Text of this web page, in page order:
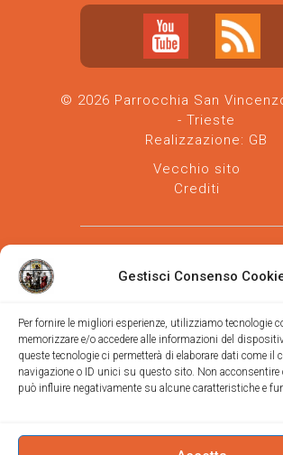
Gestisci Consenso
Per fornire le migliori esperienze, utilizziamo tecnologie
memorizzare e/o accedere alle informazioni del
queste tecnologie ci permetterà di elaborare dati come il
navigazione o ID unici su questo sito. Non
può influire negativamente su alcune caratteristiche e
© 2026 Parrocchia San
- Trieste
Realizzazione: GB
Vecchio sito
Crediti
Parrocchia san Vincenzo de'
di Trieste
via Vittorino da Feltre, 11
Trieste